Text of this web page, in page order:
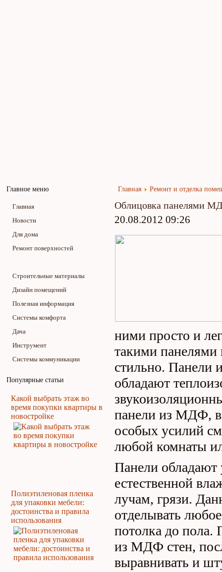
Главное меню
Главная
Новости
Для дома
Ремонт поверхностей
Строительные материалы
Дизайн помещений
Полезная информация
Системы комфорта
Дача
Инструмент
Системы коммуникации
Популярные статьи
Какой выбрать этаж во
время покупки квартиры в
новостройке
Полиэтиленовая пленка
для упаковки мебели:
достоинства и правила
использования
Главная Ремонт и отделка
Облицовка панелями
20.08.2012 09:26
ними просто и
такими панелями
стильно. Панели
обладают
панели из МДФ,
особых усилий
любой комнаты
Панели обладают
естественной
лучам, грязи.
отделывать
потолка до пола.
из МДФ стен,
выравнивать и